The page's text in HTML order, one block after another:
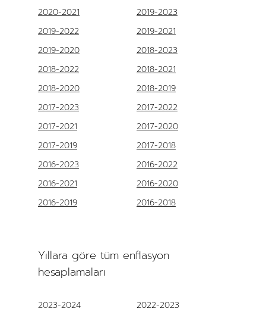
2020-2021
2019-2023
2019-2022
2019-2021
2019-2020
2018-2023
2018-2022
2018-2021
2018-2020
2018-2019
2017-2023
2017-2022
2017-2021
2017-2020
2017-2019
2017-2018
2016-2023
2016-2022
2016-2021
2016-2020
2016-2019
2016-2018
Yıllara göre tüm enflasyon
hesaplamaları
2023-2024 2022-2023